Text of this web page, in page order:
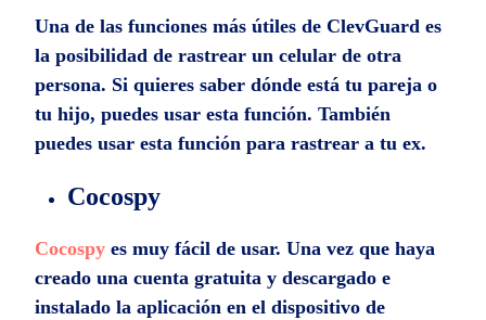
Una de las funciones más útiles de ClevGuard es
la posibilidad de rastrear un celular de otra
persona. Si quieres saber dónde está tu pareja o
tu hijo, puedes usar esta función. También
puedes usar esta función para rastrear a tu ex.
Cocospy
Cocospy es muy fácil de usar. Una vez que haya
creado una cuenta gratuita y descargado e
instalado la aplicación en el dispositivo de